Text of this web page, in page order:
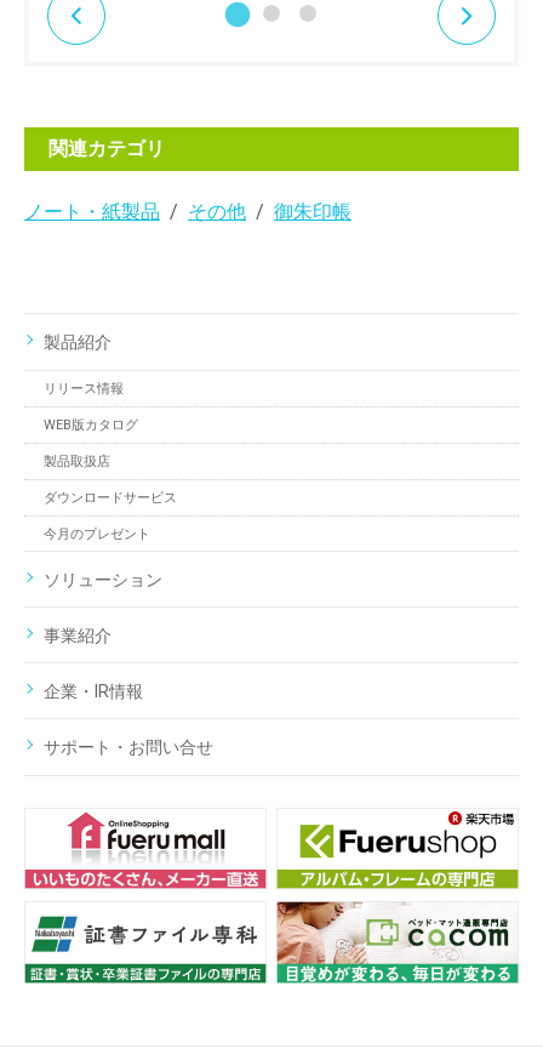
関連カテゴリ
ノート・紙製品 その他 御朱印帳
製品紹介
リリース情報
WEB版カタログ
製品取扱店
ダウンロードサービス
今月のプレゼント
ソリューション
事業紹介
企業・IR情報
サポート・お問い合せ